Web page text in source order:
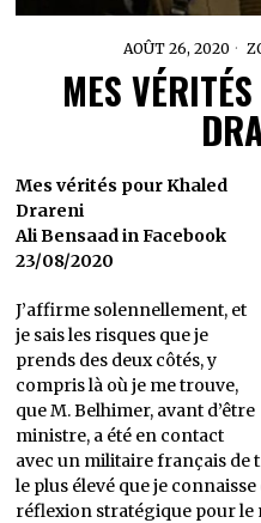
AOÛT 26, 2020
MES
Mes vérités pour Khaled
Drareni
Ali Bensaad in Facebook
23/08/2020
J’affirme solennellement, et
je sais les risques que je
prends des deux côtés, y
compris là où je me trouve,
que M. Belhimer, avant d’être
ministre, a été en contact
avec un militaire français de
le plus élevé que je
réflexion stratégique pour le